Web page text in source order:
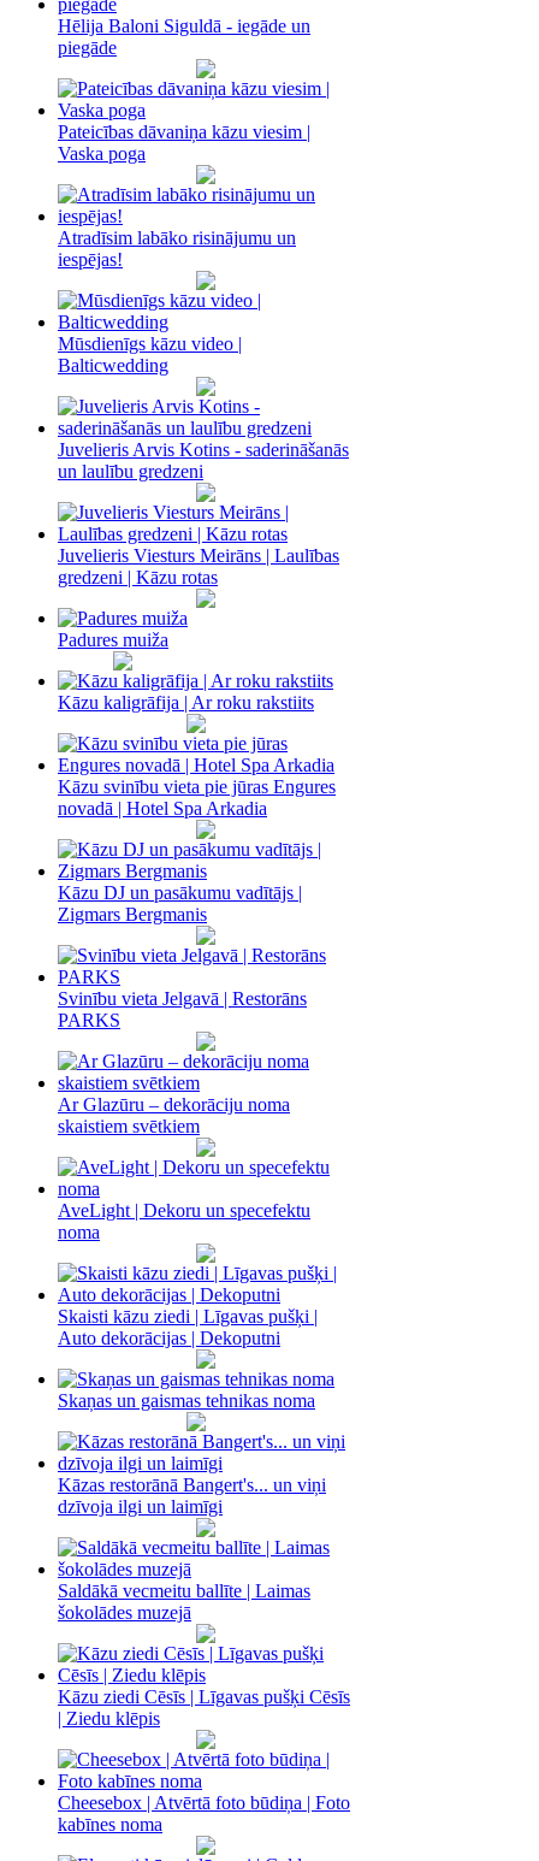
Hēlija Baloni Siguldā - iegāde un
piegāde
Pateicības dāvaniņa kāzu viesim |
Vaska poga
Atradīsim labāko risinājumu un
iespējas!
Mūsdienīgs kāzu video |
Balticwedding
Juvelieris Arvis Kotins - saderināšanās
un laulību gredzeni
Juvelieris Viesturs Meirāns | Laulības
gredzeni | Kāzu rotas
Padures muiža
Kāzu kaligrāfija | Ar roku rakstiits
Kāzu svinību vieta pie jūras Engures
novadā | Hotel Spa Arkadia
Kāzu DJ un pasākumu vadītājs |
Zigmars Bergmanis
Svinību vieta Jelgavā | Restorāns
PARKS
Ar Glazūru – dekorāciju noma
skaistiem svētkiem
AveLight | Dekoru un specefektu
noma
Skaisti kāzu ziedi | Līgavas pušķi |
Auto dekorācijas | Dekoputni
Skaņas un gaismas tehnikas noma
Kāzas restorānā Bangert's... un viņi
dzīvoja ilgi un laimīgi
Saldākā vecmeitu ballīte | Laimas
šokolādes muzejā
Kāzu ziedi Cēsīs | Līgavas pušķi Cēsīs
| Ziedu klēpis
Cheesebox | Atvērtā foto būdiņa | Foto
kabīnes noma